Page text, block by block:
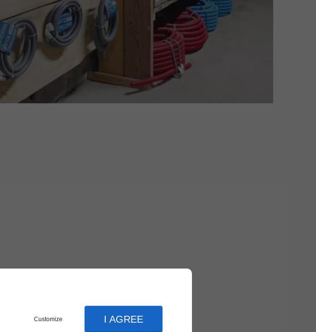
Customize I AGREE